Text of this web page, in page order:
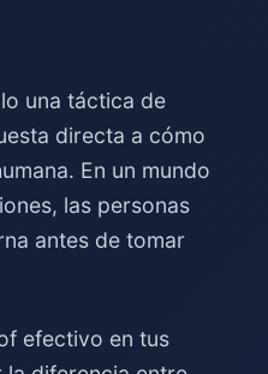
una táctica de
directa a cómo
En un mundo
las personas
antes de tomar
efectivo en tus